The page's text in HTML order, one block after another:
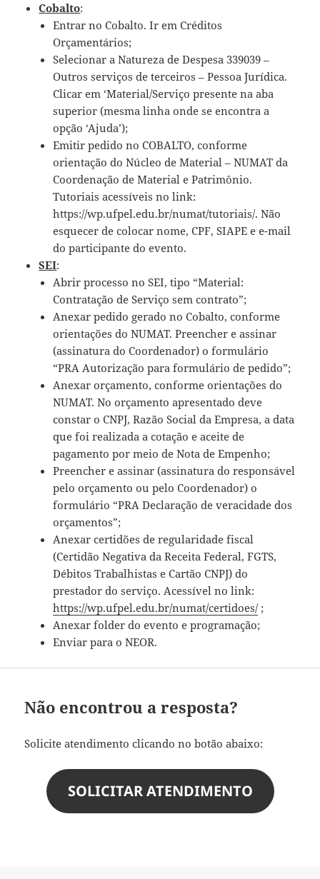
Cobalto:
Entrar no Cobalto. Ir em Créditos
Orçamentários;
Selecionar a Natureza de Despesa 339039 –
Outros serviços de terceiros – Pessoa Jurídica.
Clicar em ‘Material/Serviço presente na aba
superior (mesma linha onde se encontra a
opção ‘Ajuda’);
Emitir pedido no COBALTO, conforme
orientação do Núcleo de Material – NUMAT da
Coordenação de Material e Patrimônio.
Tutoriais acessíveis no link:
https://wp.ufpel.edu.br/numat/tutoriais/. Não
esquecer de colocar nome, CPF, SIAPE e e-mail
do participante do evento.
SEI:
Abrir processo no SEI, tipo “Material:
Contratação de Serviço sem contrato”;
Anexar pedido gerado no Cobalto, conforme
orientações do NUMAT. Preencher e assinar
(assinatura do Coordenador) o formulário
“PRA Autorização para formulário de pedido”;
Anexar orçamento, conforme orientações do
NUMAT. No orçamento apresentado deve
constar o CNPJ, Razão Social da Empresa, a data
que foi realizada a cotação e aceite de
pagamento por meio de Nota de Empenho;
Preencher e assinar (assinatura do responsável
pelo orçamento ou pelo Coordenador) o
formulário “PRA Declaração de veracidade dos
orçamentos”;
Anexar certidões de regularidade fiscal
(Certidão Negativa da Receita Federal, FGTS,
Débitos Trabalhistas e Cartão CNPJ) do
prestador do serviço. Acessível no link:
https://wp.ufpel.edu.br/numat/certidoes/;
Anexar folder do evento e programação;
Enviar para o NEOR.
Não encontrou a resposta?
Solicite atendimento clicando no botão abaixo:
SOLICITAR ATENDIMENTO